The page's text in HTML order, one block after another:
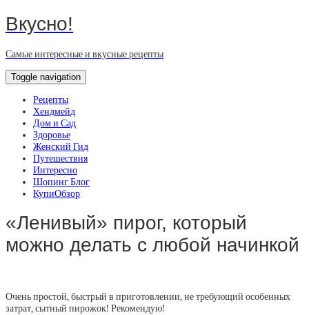
Вкусно!
Самые интересные и вкусные рецепты
Toggle navigation
Рецепты
Хендмейд
Дом и Сад
Здоровье
Женский Гид
Путешествия
Интересно
Шопинг Блог
КупиОбзор
«Ленивый» пирог, который
можно делать с любой начинкой
Очень простой, быстрый в приготовлении, не требующий особенных
затрат, сытный пирожок! Рекомендую!